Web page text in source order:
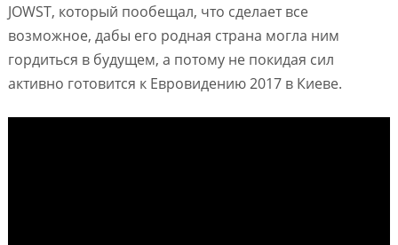
JOWST, который пообещал, что сделает все
возможное, дабы его родная страна могла ним
гордиться в будущем, а потому не покидая сил
активно готовится к Евровидению 2017 в Киеве.